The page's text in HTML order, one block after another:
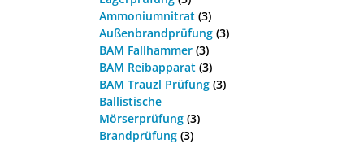
Ammoniumnitrat (3)
Außenbrandprüfung (3)
BAM Fallhammer (3)
BAM Reibapparat (3)
BAM Trauzl Prüfung (3)
Ballistische
Mörserprüfung (3)
Brandprüfung (3)